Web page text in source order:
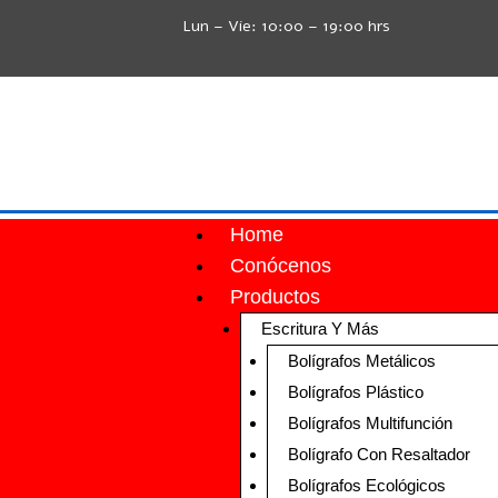
Lun – Vie: 10:00 – 19:00 hrs
Home
Conócenos
Productos
Escritura Y Más
Bolígrafos Metálicos
Bolígrafos Plástico
Bolígrafos Multifunción
Bolígrafo Con Resaltador
Bolígrafos Ecológicos